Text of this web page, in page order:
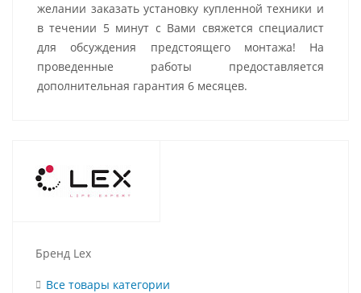
желании заказать установку купленной техники и
в течении 5 минут с Вами свяжется специалист
для обсуждения предстоящего монтажа! На
проведенные работы предоставляется
дополнительная гарантия 6 месяцев.
Бренд Lex
Все товары категории